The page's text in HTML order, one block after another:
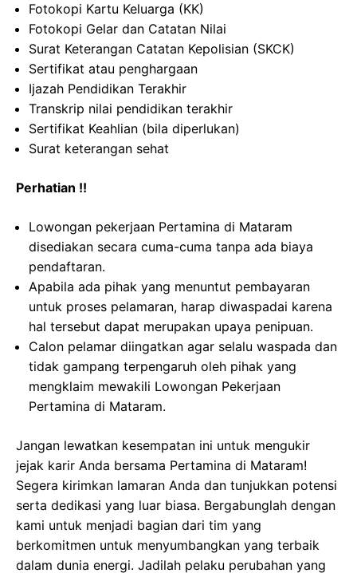
Fotokopi Kartu Keluarga (KK)
Fotokopi Gelar dan Catatan Nilai
Surat Keterangan Catatan Kepolisian (SKCK)
Sertifikat atau penghargaan
Ijazah Pendidikan Terakhir
Transkrip nilai pendidikan terakhir
Sertifikat Keahlian (bila diperlukan)
Surat keterangan sehat
Perhatian !!
Lowongan pekerjaan Pertamina di Mataram
disediakan secara cuma-cuma tanpa ada biaya
pendaftaran.
Apabila ada pihak yang menuntut pembayaran
untuk proses pelamaran, harap diwaspadai karena
hal tersebut dapat merupakan upaya penipuan.
Calon pelamar diingatkan agar selalu waspada dan
tidak gampang terpengaruh oleh pihak yang
mengklaim mewakili Lowongan Pekerjaan
Pertamina di Mataram.
Jangan lewatkan kesempatan ini untuk mengukir
jejak karir Anda bersama Pertamina di Mataram!
Segera kirimkan lamaran Anda dan tunjukkan potensi
serta dedikasi yang luar biasa. Bergabunglah dengan
kami untuk menjadi bagian dari tim yang
berkomitmen untuk menyumbangkan yang terbaik
dalam dunia energi. Jadilah pelaku perubahan yang